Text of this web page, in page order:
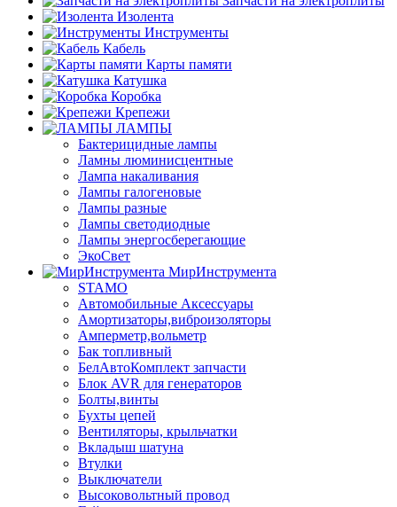
Изолента
Инструменты
Кабель
Карты памяти
Катушка
Коробка
Крепежи
ЛАМПЫ
Бактерицидные лампы
Ламны люминисцентные
Лампа накаливания
Лампы галогеновые
Лампы разные
Лампы светодиодные
Лампы энергосберегающие
ЭкоСвет
МирИнструмента
STAMO
Автомобильные Аксессуары
Амортизаторы,виброизоляторы
Амперметр,вольметр
Бак топливный
БелАвтоКомплект запчасти
Блок AVR для генераторов
Болты,винты
Бухты цепей
Вентиляторы, крыльчатки
Вкладыш шатуна
Втулки
Выключатели
Высоковольтный провод